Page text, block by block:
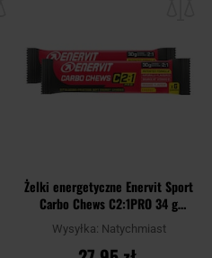
Żelki energetyczne Enervit Sport
Carbo Chews C2:1PRO 34 g
pomarańczowe - 2 szt.
Wysyłka: Natychmiast